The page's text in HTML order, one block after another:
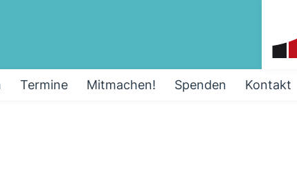
Termine Mitmachen! Spenden Kontakt